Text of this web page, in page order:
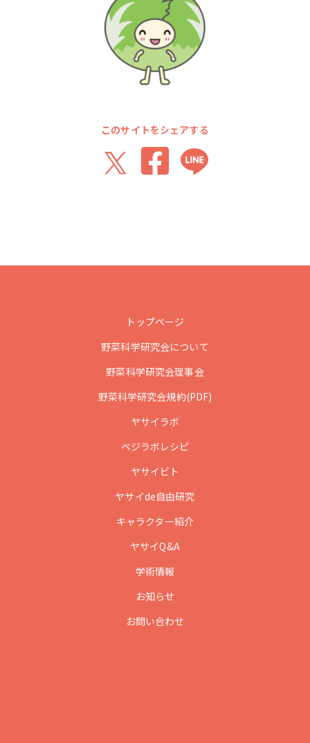
このサイトをシェアする
トップページ
野菜科学研究会について
野菜科学研究会理事会
野菜科学研究会規約(PDF)
ヤサイラボ
ベジラボレシピ
ヤサイビト
ヤサイde自由研究
キャラクター紹介
ヤサイQ&A
学術情報
お知らせ
お問い合わせ